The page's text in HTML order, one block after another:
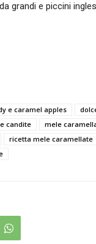
grandi e piccini
e caramel apples
candite mele
ricetta mele caramellate